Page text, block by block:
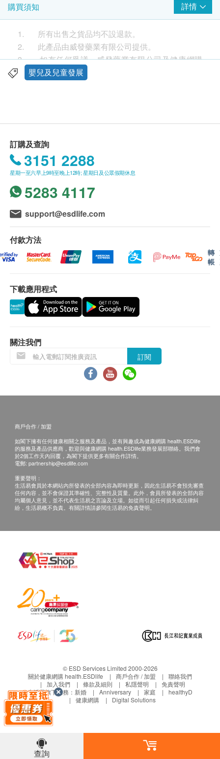
抗氧化，增強抵抗力
使用方法
咀嚼軟膠囊或直接以水送服;或
刺穿軟膠囊，擠出魚油並混合於食物或飲品中服
用;或
擰斷軟膠囊尾部，直接飲用魚油
6-12歲兒童：每日2-3粒。
成份
天然魚油750毫克（內含奥米加3海洋三酸甘油酯225
毫克、
EPA 135毫克、DHA 90毫克）、明膠、水分保持劑
（甘油）、純化水、調味劑（天然甜橙油、天然檸檬
油、冷壓酸橙油、香草醛）、甜味劑（三氣蔗糖）、
抗氧化劑（維他命E）、大豆油
購買須知 詳情
1. 所有出售之貨品均不設退款。
2. 此產品由威發藥業有限公司提供。
3. 如有任何爭議，威發藥業有限公司及健康網購
health.ESDlife保留最終決議權。
輸附加費)。
2. 我們將於確定訂單後3-5個工作天內安排發貨。
3. 不排除運送時間會因節日而有所影響。當八號
烈風訊號懸掛或黑色暴雨警告生效時，送貨服務時間
將會延遲。
4. 所有訂單須視乎相關貨品的供應情況再作最後
確認。倘若健康網購health.ESDlife未能提供任何訂單
上的貨品，健康網購health.ESDlife有權拒絕接受該訂
單，並且會於送貨前透過電話或電郵通知顧客再作安
排。
1. 貨品質量保證，於顧客收到產品當日起計，食
用期應最少有6個月或以上。
換貨條款
是否有損毀情況，一經確認簽收，恕不接受退換。
2. 退換產品必須包裝完整，如退換之產品有任何
殘缺或過期退回，供應商有權不受理。
3. 如有其他損壞或遺漏查詢，顧客必須保留有效
客服熱線: (852) 3151-2288
嬰兒及兒童發展
查詢
訂購及查詢
3151 2288
星期一至六早上9時至晚上12時; 星期日及公眾假期休息
5283 4117
support@esdlife.com
付款方法
轉
帳
下載應用程式
關注我們
訂閱
商戶合作 / 加盟
如閣下擁有任何健康相關之服務及產品，並有興趣成為健康網購 health.ESDlife
的服務及產品供應商，歡迎與健康網購 health.ESDlife業務發展部聯絡。我們會
於2個工作天內回覆，為閣下提供更多有關合作詳情。
電郵: partnership@esdlife.com
重要聲明：
生活易會員於本網站內所發表的全部內容為即時更新，因此生活易不會預先審查
任何內容，並不會保證其準確性、完整性及質量。此外，會員所發表的全部內容
均屬個人意見，並不代表生活易之言論及立場。如從而引起任何損失或法律糾
紛，生活易概不負責。有關詳情請參閱生活易的免責聲明。
© ESD Services Limited 2000-2026
關於健康網購 health.ESDlife
商戶合作 / 加盟
聯絡我們
加入我們
條款及細則 私隱聲明
免責聲明
生活易旗下業務： 新婚 Anniversary 家庭
healthyD
健康網購
Digital Solutions